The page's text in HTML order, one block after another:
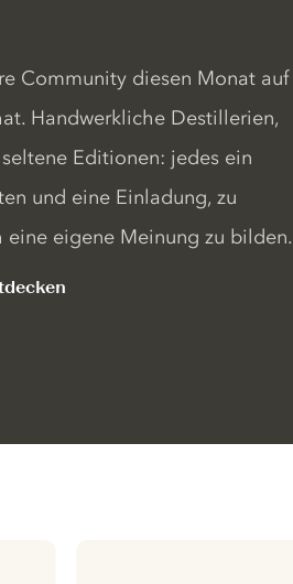
Community diesen Monat auf
Handwerkliche Destillerien,
Editionen: jedes ein
und eine Einladung, zu
eine eigene Meinung zu bilden.